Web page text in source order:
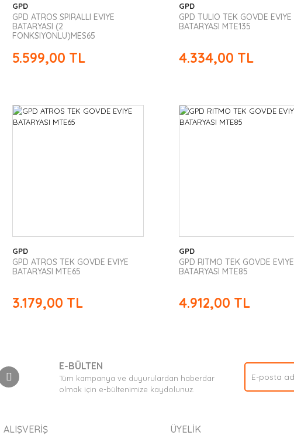
GPD
GPD ATROS SPIRALLI EVIYE
BATARYASI (2
FONKSIYONLU)MES65
5.599,00 TL
GPD
GPD TULIO TEK GOVDE EVIYE
BATARYASI MTE135
4.334,00 TL
GPD
GPD ATROS TEK GOVDE EVIYE
BATARYASI MTE65
3.179,00 TL
GPD
GPD RITMO TEK GOVDE EVIYE
BATARYASI MTE85
4.912,00 TL
E-BÜLTEN
Tüm kampanya ve duyurulardan haberdar
olmak için e-bültenimize kaydolunuz.
ALIŞVERİŞ ÜYELİK